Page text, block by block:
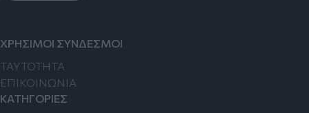
ΧΡΗΣΙΜΟΙ ΣΥΝΔΕΣΜΟΙ
TAYTOTHTA
ΕΠΙΚΟΙΝΩΝΙΑ
ΚΑΤΗΓΟΡΙΕΣ